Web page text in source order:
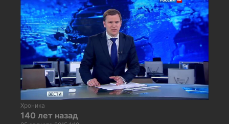
Хроника
140 лет назад